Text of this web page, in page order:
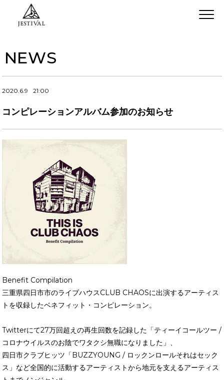
NEWS
2020.6.9 21:00
コンピレーションアルバム参加のお知らせ
Benefit Compilation
三重県四日市市のライブハウスCLUB CHAOSに出演するアーティス
トを収録したベネフィット・コンピレーション。
Twitterにて27万回超えの再生回数を記録した「ティーイコールツー /
コロナウイルスのお陰でワタクシ無職になりました」、
四日市クラブヒッツ「BUZZYOUNG / ロックンロールそれはセック
ス」など全国的に活動するアーティストから地元を支えるアーティス